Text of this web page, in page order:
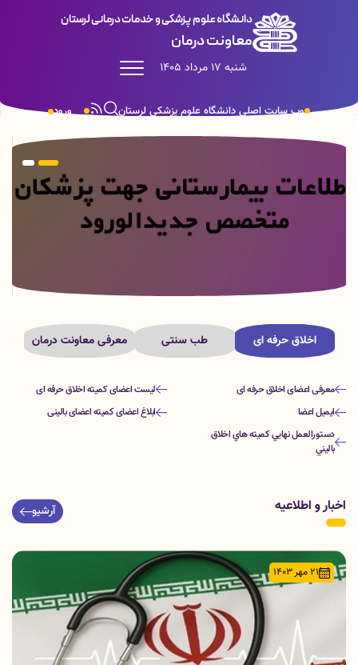
دانشگاه علوم پزشکی و خدمات درمانی لرستان
معاونت درمان
شنبه 17 مرداد 1405
ورود وب سایت اصلی دانشگاه علوم پزشکی لرستان
اخلاق حرفه ای طب سنتی معرفی معاونت درمان
معرفی اعضای اخلاق حرفه ای
لیست اعضای کمیته اخلاق حرفه ای
ایمیل اعضا
ابلاغ اعضای کمیته اعضای بالینی
دستورالعمل نهايي كميته هاي اخلاق
باليني
اخبار و اطلاعیه آرشیو
21 مهر 1403